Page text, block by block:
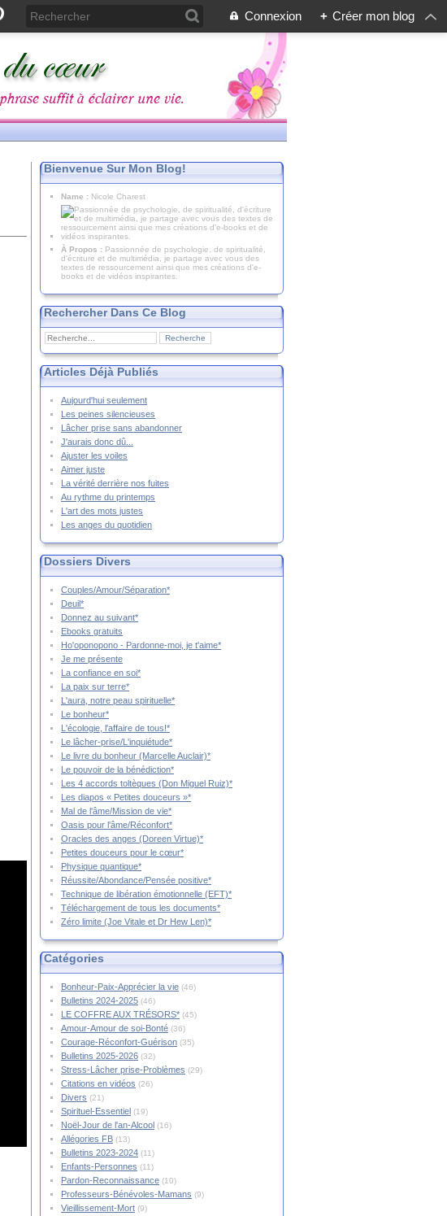
Connexion + Créer mon blog
Bienvenue Sur Mon Blog!
Name : Nicole Charest
À Propos : Passionnée de psychologie, de spiritualité,
d'écriture et de multimédia, je partage avec vous des
textes de ressourcement ainsi que mes créations d'e-
books et de vidéos inspirantes.
Rechercher Dans Ce Blog
Articles Déjà Publiés
Aujourd'hui seulement
Les peines silencieuses
Lâcher prise sans abandonner
J'aurais donc dû...
Ajuster les voiles
Aimer juste
La vérité derrière nos fuites
Au rythme du printemps
L'art des mots justes
Les anges du quotidien
Dossiers Divers
Couples/Amour/Séparation*
Deuil*
Donnez au suivant*
Ebooks gratuits
Ho'oponopono - Pardonne-moi, je t'aime*
Je me présente
La confiance en soi*
La paix sur terre*
L'aura, notre peau spirituelle*
Le bonheur*
L'écologie, l'affaire de tous!*
Le lâcher-prise/L'inquiétude*
Le livre du bonheur (Marcelle Auclair)*
Le pouvoir de la bénédiction*
Les 4 accords toltèques (Don Miguel Ruiz)*
Les diapos « Petites douceurs »*
Mal de l'âme/Mission de vie*
Oasis pour l'âme/Réconfort*
Oracles des anges (Doreen Virtue)*
Petites douceurs pour le cœur*
Physique quantique*
Réussite/Abondance/Pensée positive*
Technique de libération émotionnelle (EFT)*
Téléchargement de tous les documents*
Zéro limite (Joe Vitale et Dr Hew Len)*
Catégories
Bonheur-Paix-Apprécier la vie (46)
Bulletins 2024-2025 (46)
LE COFFRE AUX TRÉSORS* (45)
Amour-Amour de soi-Bonté (36)
Courage-Réconfort-Guérison (35)
Bulletins 2025-2026 (32)
Stress-Lâcher prise-Problèmes (29)
Citations en vidéos (26)
Divers (21)
Spirituel-Essentiel (19)
Noël-Jour de l'an-Alcool (16)
Allégories FB (13)
Bulletins 2023-2024 (11)
Enfants-Personnes (11)
Pardon-Reconnaissance (10)
Professeurs-Bénévoles-Mamans (9)
Vieillissement-Mort (9)